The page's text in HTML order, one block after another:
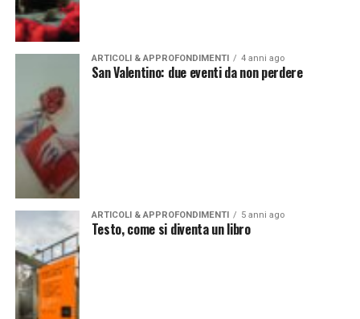
ARTICOLI & APPROFONDIMENTI 4 anni ago
San Valentino: due eventi da non perdere
ARTICOLI & APPROFONDIMENTI 5 anni ago
Testo, come si diventa un libro